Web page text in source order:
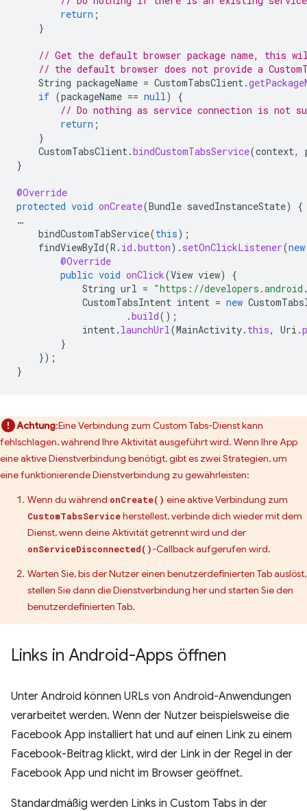
return ;
}
// Get the default browser package name, this
// the default browser does not provide a
String packageName = CustomTabsClient.
if (packageName == null)
{
// Do nothing as service connection is not
return ;
}
CustomTabsClient.bindCustomTabsService(context,
}
@Override
protected void onCreate(Bundle savedInstanceState)
{
…
bindCustomTabService(this);
findViewById(R . id .button). setOnClickListener(new
@Override
public void onClick(View view)
{
String url = "https://
CustomTabsIntent intent = new
.build();
intent. launchUrl(MainActivity. this, Uri .
}
});
}
Achtung:Eine Verbindung zum Custom Tabs-Dienst kann
fehlschlagen, während Ihre Aktivität ausgeführt wird. Wenn Ihre App
eine aktive Dienstverbindung benötigt, gibt es zwei Strategien, um
eine funktionierende Dienstverbindung zu gewährleisten:
Wenn du während onCreate() eine aktive Verbindung zum
CustomTabsServiceherstellest, verbinde dich wieder mit dem
Dienst, wenn deine Aktivität getrennt wird und der
onServiceDisconnected()-Callback aufgerufen wird.
Warten Sie, bis der Nutzer einen benutzerdefinierten Tab auslöst,
stellen Sie dann die Dienstverbindung her und starten Sie den
benutzerdefinierten Tab.
Links in Android-Apps öffnen
Unter Android können URLs von Android-Anwendungen
verarbeitet werden. Wenn der Nutzer beispielsweise die
Facebook App installiert hat und auf einen Link zu einem
Facebook-Beitrag klickt, wird der Link in der Regel in der
Facebook App und nicht im Browser geöffnet.
Standardmäßig werden Links in Custom Tabs in der